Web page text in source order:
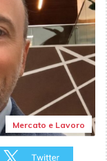
Mercato e Lavoro